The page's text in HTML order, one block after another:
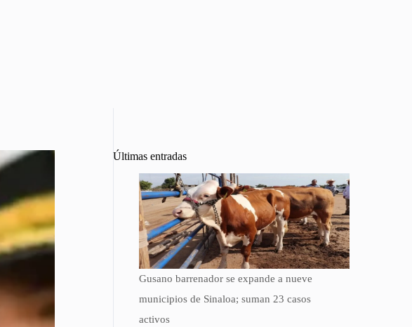
Últimas entradas
Gusano barrenador se expande a nueve
municipios de Sinaloa; suman 23 casos
activos